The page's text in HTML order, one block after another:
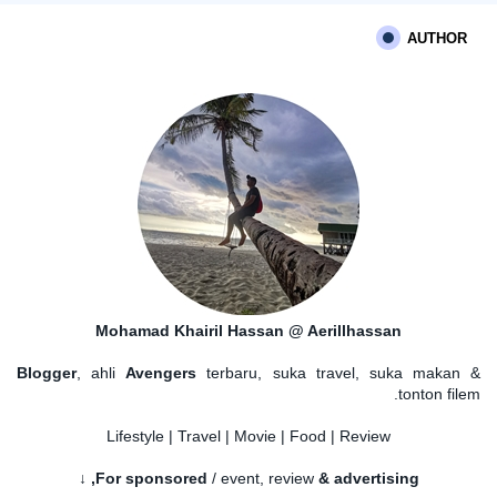
AUTHOR
Mohamad Khairil Hassan @ Aerillhassan
Blogger, ahliAvengers terbaru, suka travel, suka makan &
tonton filem.
Lifestyle | Travel | Movie | Food | Review
For sponsored / event, review & advertising,
↓